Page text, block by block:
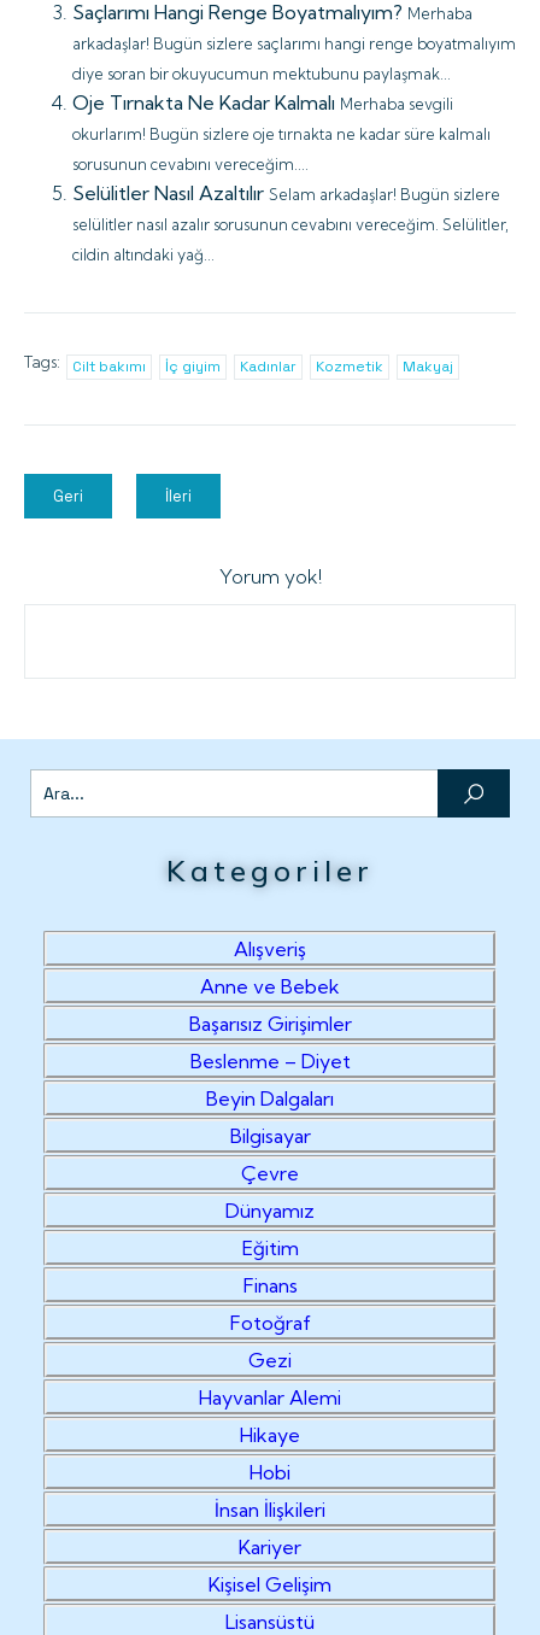
Saçlarımı Hangi Renge Boyatmalıyım? Merhaba
arkadaşlar! Bugün sizlere saçlarımı hangi renge boyatmalıyım
diye soran bir okuyucumun mektubunu paylaşmak...
Oje Tırnakta Ne Kadar Kalmalı Merhaba sevgili
okurlarım! Bugün sizlere oje tırnakta ne kadar süre kalmalı
sorusunun cevabını vereceğim....
Selülitler Nasıl Azaltılır Selam arkadaşlar! Bugün sizlere
selülitler nasıl azalır sorusunun cevabını vereceğim. Selülitler,
cildin altındaki yağ...
Tags: Cilt bakımı İç giyim Kadınlar Kozmetik Makyaj
Geri İleri
Yorum yok!
Kategoriler
Alışveriş
Anne ve Bebek
Başarısız Girişimler
Beslenme – Diyet
Beyin Dalgaları
Bilgisayar
Çevre
Dünyamız
Eğitim
Finans
Fotoğraf
Gezi
Hayvanlar Alemi
Hikaye
Hobi
İnsan İlişkileri
Kariyer
Kişisel Gelişim
Lisansüstü